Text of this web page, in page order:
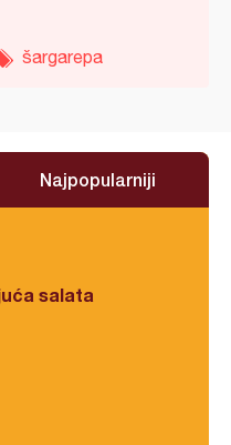
šargarepa
Najpopularniji
salata